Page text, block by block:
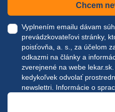
Chcem
Vyplnením emailu dávam
prevádzkovateľovi stránky,
poisťovňa, a. s., za účelom
odkazmi na články a
zverejnené na webe lekar.sk
kedykoľvek odvolať
newslettri. Informácie o